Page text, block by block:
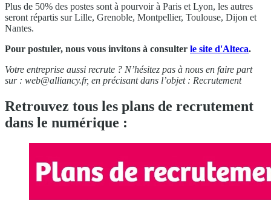
Plus de 50% des postes sont à pourvoir à Paris et Lyon, les autres
seront répartis sur Lille, Grenoble, Montpellier, Toulouse, Dijon et
Nantes.
Pour postuler, nous vous invitons à consulter le site d'Alteca.
Votre entreprise aussi recrute ? N’hésitez pas à nous en faire part
sur : web@alliancy.fr, en précisant dans l’objet : Recrutement
Retrouvez tous les plans de recrutement
dans le numérique :